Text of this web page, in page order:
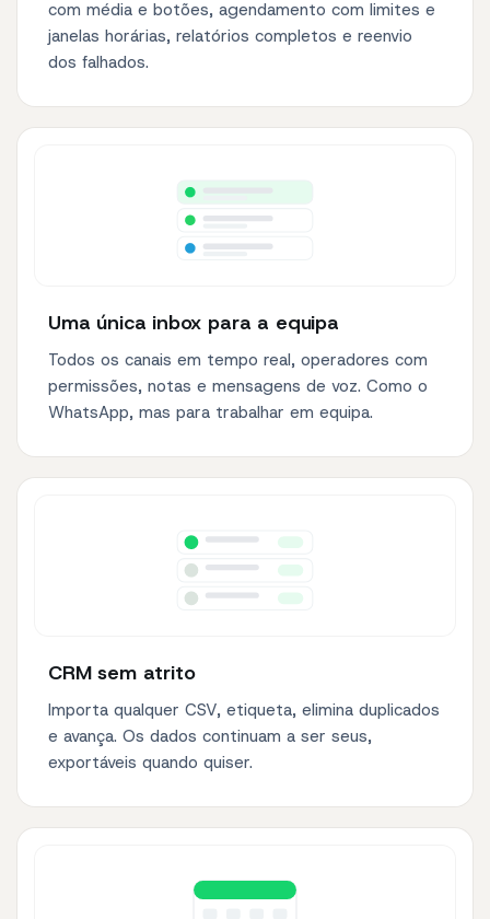
com média e botões, agendamento com limites e
janelas horárias, relatórios completos e reenvio
dos falhados.
Uma única inbox para a equipa
Todos os canais em tempo real, operadores com
permissões, notas e mensagens de voz. Como o
WhatsApp, mas para trabalhar em equipa.
CRM sem atrito
Importa qualquer CSV, etiqueta, elimina duplicados
e avança. Os dados continuam a ser seus,
exportáveis quando quiser.